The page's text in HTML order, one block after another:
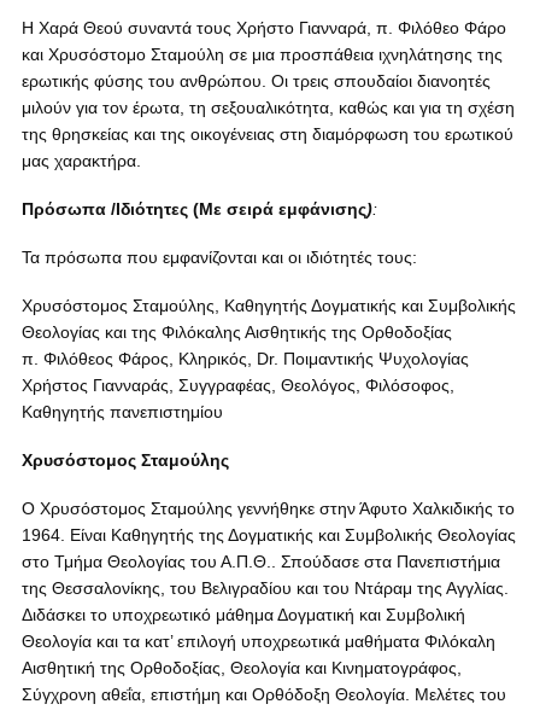
Η Χαρά Θεού συναντά τους Χρήστο Γιανναρά, π. Φιλόθεο Φάρο
και Χρυσόστομο Σταμούλη σε μια προσπάθεια ιχνηλάτησης της
ερωτικής φύσης του ανθρώπου. Οι τρεις σπουδαίοι διανοητές
μιλούν για τον έρωτα, τη σεξουαλικότητα, καθώς και για τη σχέση
της θρησκείας και της οικογένειας στη διαμόρφωση του ερωτικού
μας χαρακτήρα.
Πρόσωπα /Ιδιότητες (Με σειρά εμφάνισης):
Τα πρόσωπα που εμφανίζονται και οι ιδιότητές τους:
Χρυσόστομος Σταμούλης, Καθηγητής Δογματικής και Συμβολικής
Θεολογίας και της Φιλόκαλης Αισθητικής της Ορθοδοξίας
π. Φιλόθεος Φάρος, Κληρικός, Dr. Ποιμαντικής Ψυχολογίας
Χρήστος Γιανναράς, Συγγραφέας, Θεολόγος, Φιλόσοφος,
Καθηγητής πανεπιστημίου
Χρυσόστομος Σταμούλης
Ο Χρυσόστομος Σταμούλης γεννήθηκε στην Άφυτο Χαλκιδικής το
1964. Είναι Καθηγητής της Δογματικής και Συμβολικής Θεολογίας
στο Τμήμα Θεολογίας του Α.Π.Θ.. Σπούδασε στα Πανεπιστήμια
της Θεσσαλονίκης, του Βελιγραδίου και του Ντάραμ της Αγγλίας.
Διδάσκει το υποχρεωτικό μάθημα Δογματική και Συμβολική
Θεολογία και τα κατ’ επιλογή υποχρεωτικά μαθήματα Φιλόκαλη
Αισθητική της Ορθοδοξίας, Θεολογία και Κινηματογράφος,
Σύγχρονη αθεΐα, επιστήμη και Ορθόδοξη Θεολογία. Μελέτες του